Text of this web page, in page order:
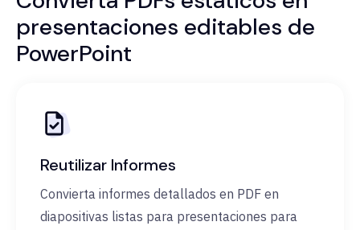
presentaciones editables de
PowerPoint
Reutilizar Informes
Convierta informes detallados en PDF en
diapositivas listas para presentaciones para